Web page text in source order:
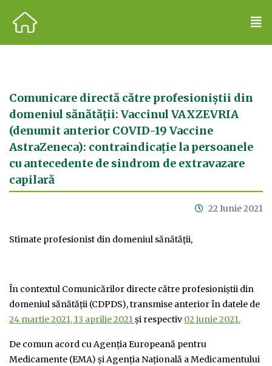
Comunicare directă către profesioniștii din
domeniul sănătății: Vaccinul VAXZEVRIA
(denumit anterior COVID-19 Vaccine
AstraZeneca): contraindicație la persoanele
cu antecedente de sindrom de extravazare
capilară
22 Iunie 2021
Stimate profesionist din domeniul sănătății,
În contextul Comunicărilor directe către profesioniștii din
domeniul sănătății (CDPDS), transmise anterior în datele de
24 martie 2021, 13 aprilie 2021și respectiv 02 iunie 2021,
De comun acord cu Agenția Europeană pentru
Medicamente (EMA) și Agenția Națională a Medicamentului